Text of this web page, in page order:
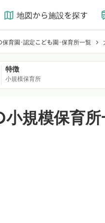
map 地図から施設を探す
保育園･認定こども園･保育所一覧 chevron_right
特徴
小規模保育所
規模保育